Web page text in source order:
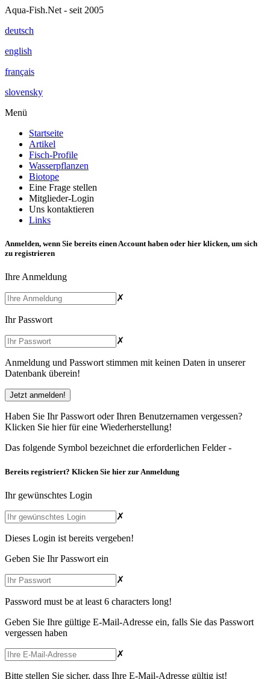
Aqua-Fish.Net - seit 2005
deutsch
english
français
slovensky
Menü
Startseite
Artikel
Fisch-Profile
Wasserpflanzen
Biotope
Eine Frage stellen
Mitglieder-Login
Uns kontaktieren
Links
Anmelden, wenn Sie bereits einen Account haben oder hier klicken, um sich
zu registrieren
Ihre Anmeldung
✗
Ihr Passwort
✗
Anmeldung und Passwort stimmen mit keinen Daten in unserer
Datenbank überein!
Haben Sie Ihr Passwort oder Ihren Benutzernamen vergessen?
Klicken Sie hierfür eine Wiederherstellung!
Das folgende Symbol bezeichnet die erforderlichen Felder -
Bereits registriert? Klicken Sie hier zur Anmeldung
Ihr gewünschtes Login
✗
Dieses Login ist bereits vergeben!
Geben Sie Ihr Passwort ein
✗
Password must be at least 6 characters long!
Geben Sie Ihre gültige E-Mail-Adresse ein, falls Sie das Passwort
vergessen haben
✗
Bitte stellen Sie sicher, dass Ihre E-Mail-Adresse gültig ist!